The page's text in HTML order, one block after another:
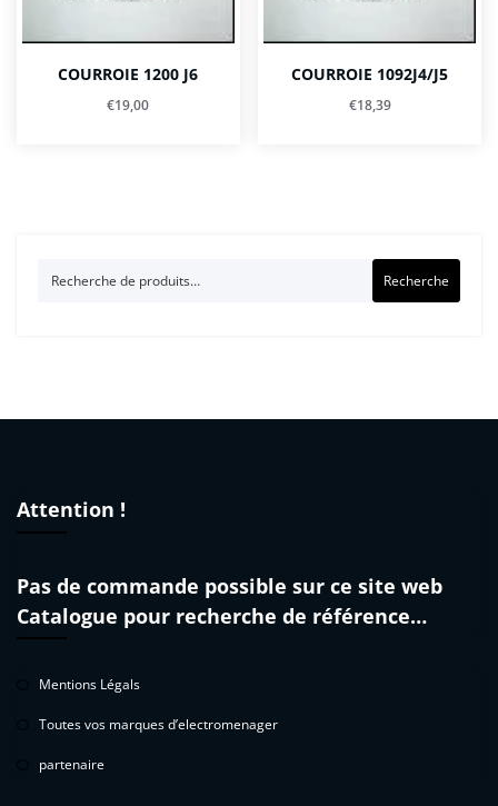
COURROIE 1200 J6
€19,00
COURROIE 1092J4/J5
€18,39
Recherche
Attention !
Pas de commande possible sur ce site web
Catalogue pour recherche de référence…
Mentions Légals
Toutes vos marques d’electromenager
partenaire